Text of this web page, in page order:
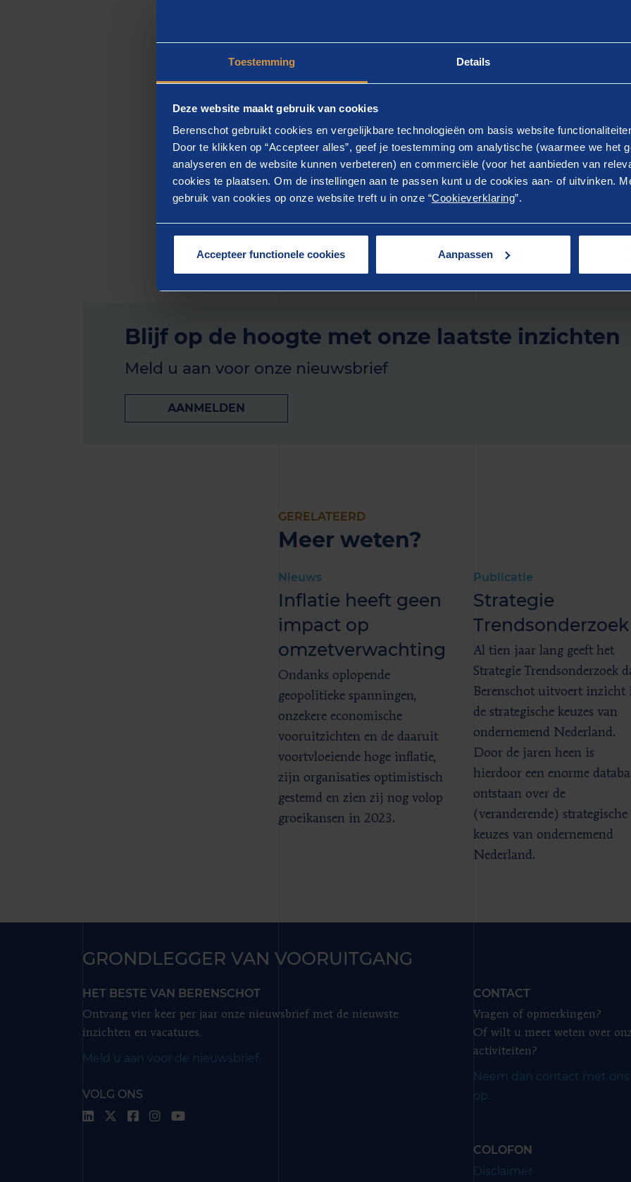
Toestemming Details
Deze website maakt gebruik van cookies
Berenschot gebruikt cookies en vergelijkbare technologieën om basis website
Door te klikken op “Accepteer alles”, geef je toestemming om analytische (waarmee we het
analyseren en de website kunnen verbeteren) en commerciële (voor het aanbieden van
cookies te plaatsen. Om de instellingen aan te passen kunt u de cookies aan- of uitvinken.
gebruik van cookies op onze website treft u in onze “Cookieverklaring”.
Accepteer functionele cookies Aanpassen
Een strategisch plan is ook te framen als een belofte (‘Dit gaan
van de organisatie als sociaal en technisch systeem. Hoe zou
aan wie moet die belofte worden gedaan en wat voor
te kunnen inlossen?
Ik ben geboeid en beloof een Promise Theorist te worden. Lees
Theory: Principles and Applicationsvan Bergstra en Burgess.
Blijf op de hoogte met onze laatste inzichten
Meld u aan voor onze nieuwsbrief
AANMELDEN
GERELATEERD
Meer weten?
Nieuws
Inflatie heeft geen
impact op
omzetverwachting
Ondanks oplopende
geopolitieke spanningen,
onzekere economische
vooruitzichten en de daaruit
voortvloeiende hoge inflatie,
zijn organisaties optimistisch
gestemd en zien zij nog volop
groeikansen in 2023.
Publicatie
Strategie
Trendsonderzoek
Al tien jaar lang geeft het
Strategie Trendsonderzoek
Berenschot uitvoert inzicht
de strategische keuzes van
ondernemend Nederland.
Door de jaren heen is
hierdoor een enorme
ontstaan over de
(veranderende) strategische
keuzes van ondernemend
Nederland.
GRONDLEGGER VAN VOORUITGANG
HET BESTE VAN BERENSCHOT
Ontvang vier keer per jaar onze nieuwsbrief met de nieuwste
inzichten en vacatures.
Meld u aan voor de nieuwsbrief.
VOLG ONS
CONTACT
Vragen of opmerkingen?
Of wilt u meer weten over
activiteiten?
Neem dan contact met ons
op.
COLOFON
Disclaimer